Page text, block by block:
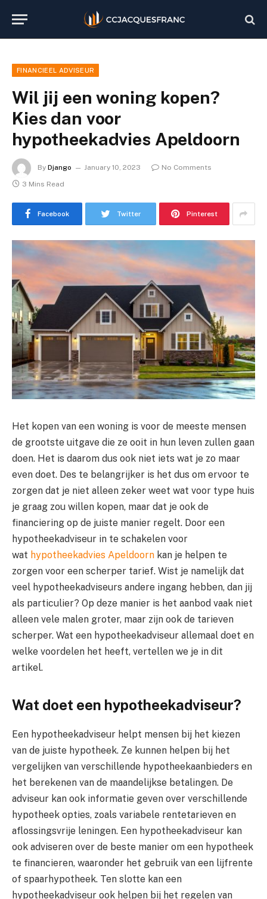
FINANCIEEL ADVISEUR
Wil jij een woning kopen?
Kies dan voor
hypotheekadvies Apeldoorn
By Django January 10, 2023
No Comments
3 Mins Read
Facebook Twitter Pinterest
Het kopen van een woning is voor de meeste mensen
de grootste uitgave die ze ooit in hun leven zullen gaan
doen. Het is daarom dus ook niet iets wat je zo maar
even doet. Des te belangrijker is het dus om ervoor te
zorgen dat je niet alleen zeker weet wat voor type huis
je graag zou willen kopen, maar dat je ook de
financiering op de juiste manier regelt. Door een
hypotheekadviseur in te schakelen voor
wat hypotheekadvies Apeldoorn kan je helpen te
zorgen voor een scherper tarief. Wist je namelijk dat
veel hypotheekadviseurs andere ingang hebben, dan jij
als particulier? Op deze manier is het aanbod vaak niet
alleen vele malen groter, maar zijn ook de tarieven
scherper. Wat een hypotheekadviseur allemaal doet en
welke voordelen het heeft, vertellen we je in dit
artikel.
Wat doet een hypotheekadviseur?
Een hypotheekadviseur helpt mensen bij het kiezen
van de juiste hypotheek. Ze kunnen helpen bij het
vergelijken van verschillende hypotheekaanbieders en
het berekenen van de maandelijkse betalingen. De
adviseur kan ook informatie geven over verschillende
hypotheek opties, zoals variabele rentetarieven en
aflossingsvrije leningen. Een hypotheekadviseur kan
ook adviseren over de beste manier om een hypotheek
te financieren, waaronder het gebruik van een lijfrente
of spaarhypotheek. Ten slotte kan een
hypotheekadviseur ook helpen bij het regelen van